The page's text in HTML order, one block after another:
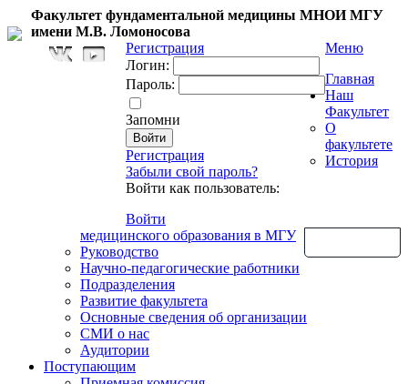
Факультет фундаментальной медицины МНОИ МГУ
имени М.В. Ломоносова
Регистрация
Логин:
Пароль:
Запомни
Регистрация
Забыли свой пароль?
Войти как пользователь:
Войти
Меню
Главная
Наш
Факультет
О
факультете
История
медицинского образования в МГУ
Руководство
Научно-педагогические работники
Подразделения
Развитие факультета
Основные сведения об организации
СМИ о нас
Аудитории
Поступающим